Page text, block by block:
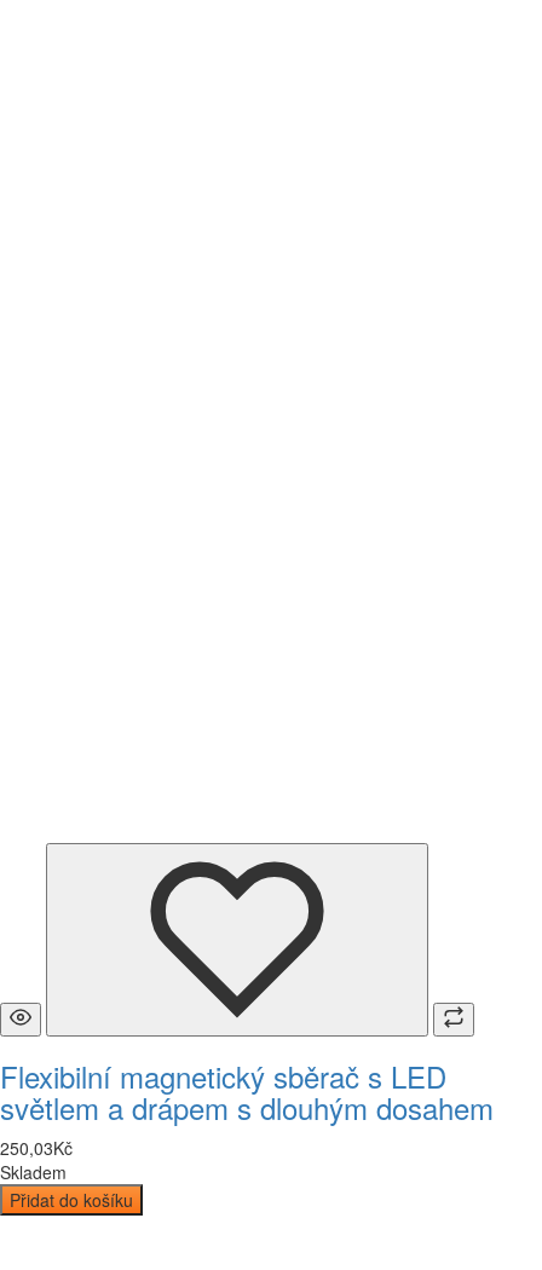
Flexibilní magnetický sběrač s LED
světlem a drápem s dlouhým dosahem
250,03Kč
Skladem
Přidat do košíku